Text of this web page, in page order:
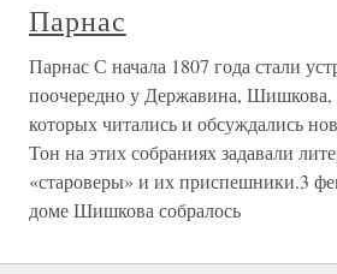
Парнас
Парнас С начала 1807 года стали
поочередно у Державина, Шишкова,
которых читались и обсуждались
Тон на этих собраниях задавали
«староверы» и их приспешники.3
доме Шишкова собралось